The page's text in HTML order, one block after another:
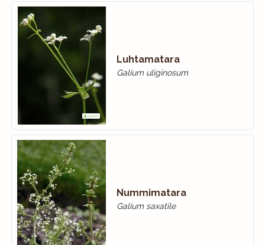
Luhtamatara
Galium uliginosum
Nummimatara
Galium saxatile